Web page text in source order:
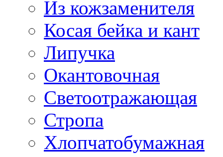
Из кожзаменителя
Косая бейка и кант
Липучка
Окантовочная
Светоотражающая
Стропа
Хлопчатобумажная